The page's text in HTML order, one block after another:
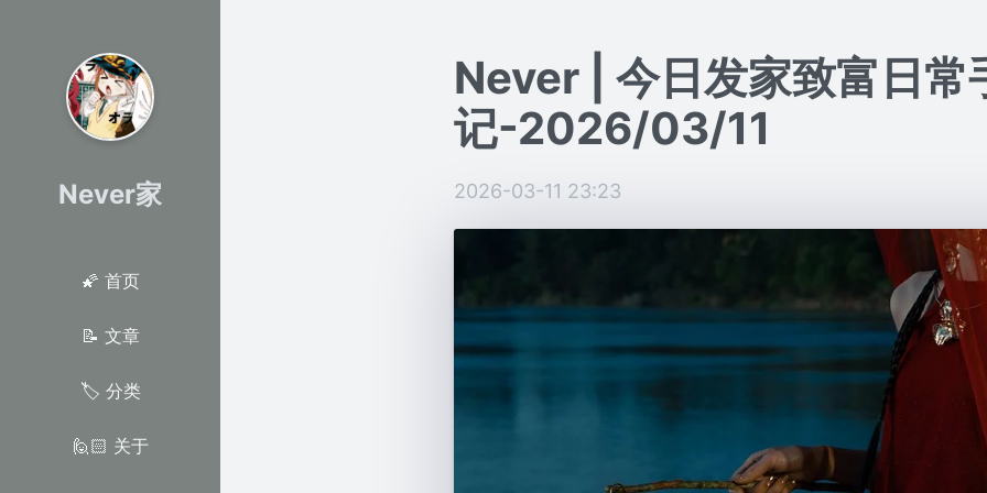
Never家
🌠 首页
📝 文章
🏷 分类
🙋🏻 关于
Never | 今日发家致富日常
记-2026/03/11
2026-03-11 23:23